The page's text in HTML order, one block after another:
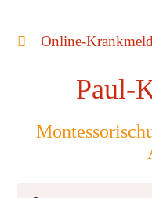
Paul-
Online-